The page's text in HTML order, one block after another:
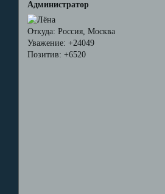
Администратор
Откуда: Россия, Москва
Уважение: +24049
Позитив: +6520